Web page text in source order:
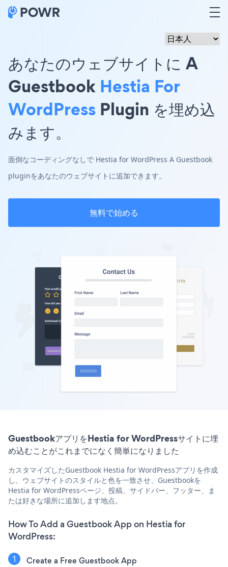
あなたのウェブサイトに A
Guestbook Hestia For
WordPress Plugin を埋め込
みます。
面倒なコーディングなしで Hestia for WordPress A Guestbook
pluginをあなたのウェブサイトに追加できます。
無料で始める
GuestbookアプリをHestia for WordPressサイトに埋
め込むことがこれまでになく簡単になりました
カスタマイズしたGuestbook Hestia for WordPressアプリを作成
し、ウェブサイトのスタイルと色を一致させ、Guestbookを
Hestia for WordPressページ、投稿、サイドバー、フッター、ま
たは好きな場所に追加します地点。
How To Add a Guestbook App on Hestia for
WordPress:
Create a Free Guestbook App